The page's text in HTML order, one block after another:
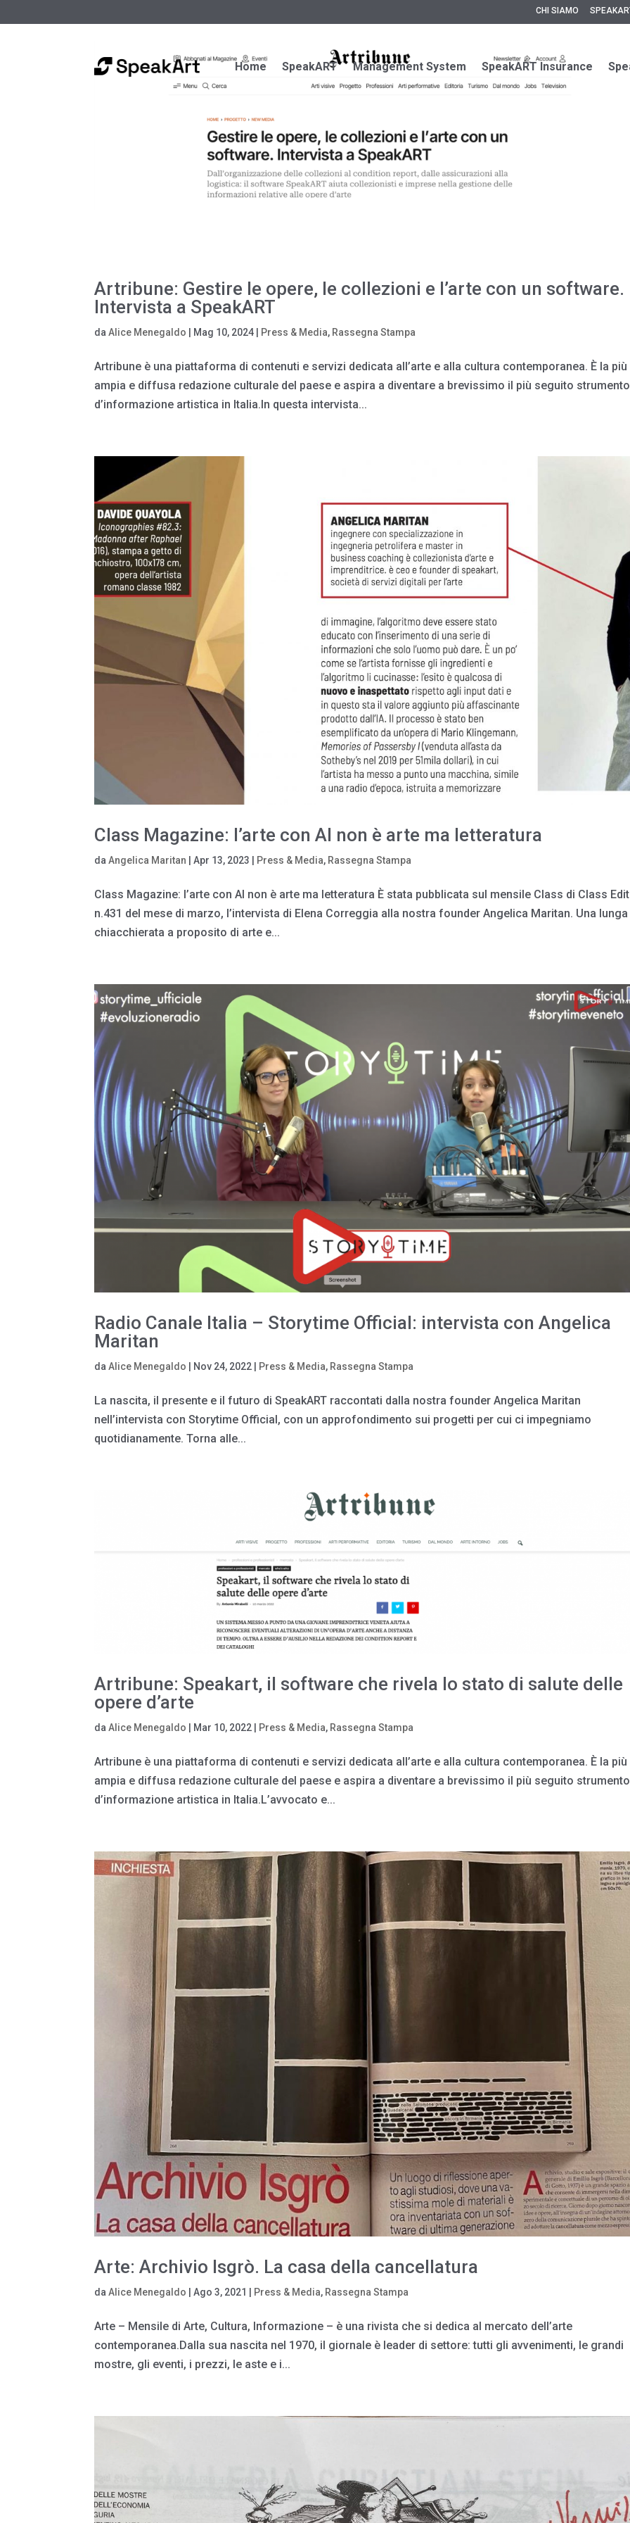
CHI SIAMO
Home SpeakART Management System SpeakART Insurance
Artribune: Gestire le opere, le collezioni e l’arte con un software.
Intervista a SpeakART
daAlice Menegaldo Mag 10, 2024 Press & Media, Rassegna Stampa
Artribune è una piattaforma di contenuti e servizi dedicata all’arte e alla cultura contemporanea. È la più
ampia e diffusa redazione culturale del paese e aspira a diventare a brevissimo il più seguito strumento
d’informazione artistica in Italia.In questa intervista...
Class Magazine: l’arte con AI non è arte ma letteratura
daAngelica Maritan |Apr 13, 2023 Press & Media, Rassegna Stampa
Class Magazine: l’arte con AI non è arte ma letteratura È stata pubblicata sul mensile Class di Class
n.431 del mese di marzo, l’intervista di Elena Correggia alla nostra founder Angelica Maritan. Una lunga
chiacchierata a proposito di arte e...
Radio Canale Italia – Storytime Official: intervista con Angelica
Maritan
daAlice Menegaldo Nov 24, 2022 Press & Media, Rassegna Stampa
La nascita, il presente e il futuro di SpeakART raccontati dalla nostra founder Angelica Maritan
nell’intervista con Storytime Official, con un approfondimento sui progetti per cui ci impegniamo
quotidianamente. Torna alle...
Artribune: Speakart, il software che rivela lo stato di salute delle
opere d’arte
daAlice Menegaldo Mar 10, 2022 Press & Media, Rassegna Stampa
Artribune è una piattaforma di contenuti e servizi dedicata all’arte e alla cultura contemporanea. È la più
ampia e diffusa redazione culturale del paese e aspira a diventare a brevissimo il più seguito strumento
d’informazione artistica in Italia.L’avvocato e...
Arte: Archivio Isgrò. La casa della cancellatura
daAlice Menegaldo |Ago 3, 2021 Press & Media, Rassegna Stampa
Arte – Mensile di Arte, Cultura, Informazione – è una rivista che si dedica al mercato dell’arte
contemporanea.Dalla sua nascita nel 1970, il giornale è leader di settore: tutti gli avvenimenti, le grandi
mostre, gli eventi, i prezzi, le aste e i...